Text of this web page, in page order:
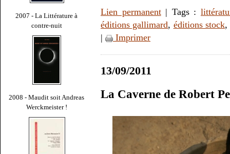
2007 - La Littérature à
contre-nuit
2008 - Maudit soit Andreas
Werckmeister !
Lien permanent| Tags :
éditions gallimard, éditions stock,
|
Imprimer
13/09/2011
La Caverne de Robert